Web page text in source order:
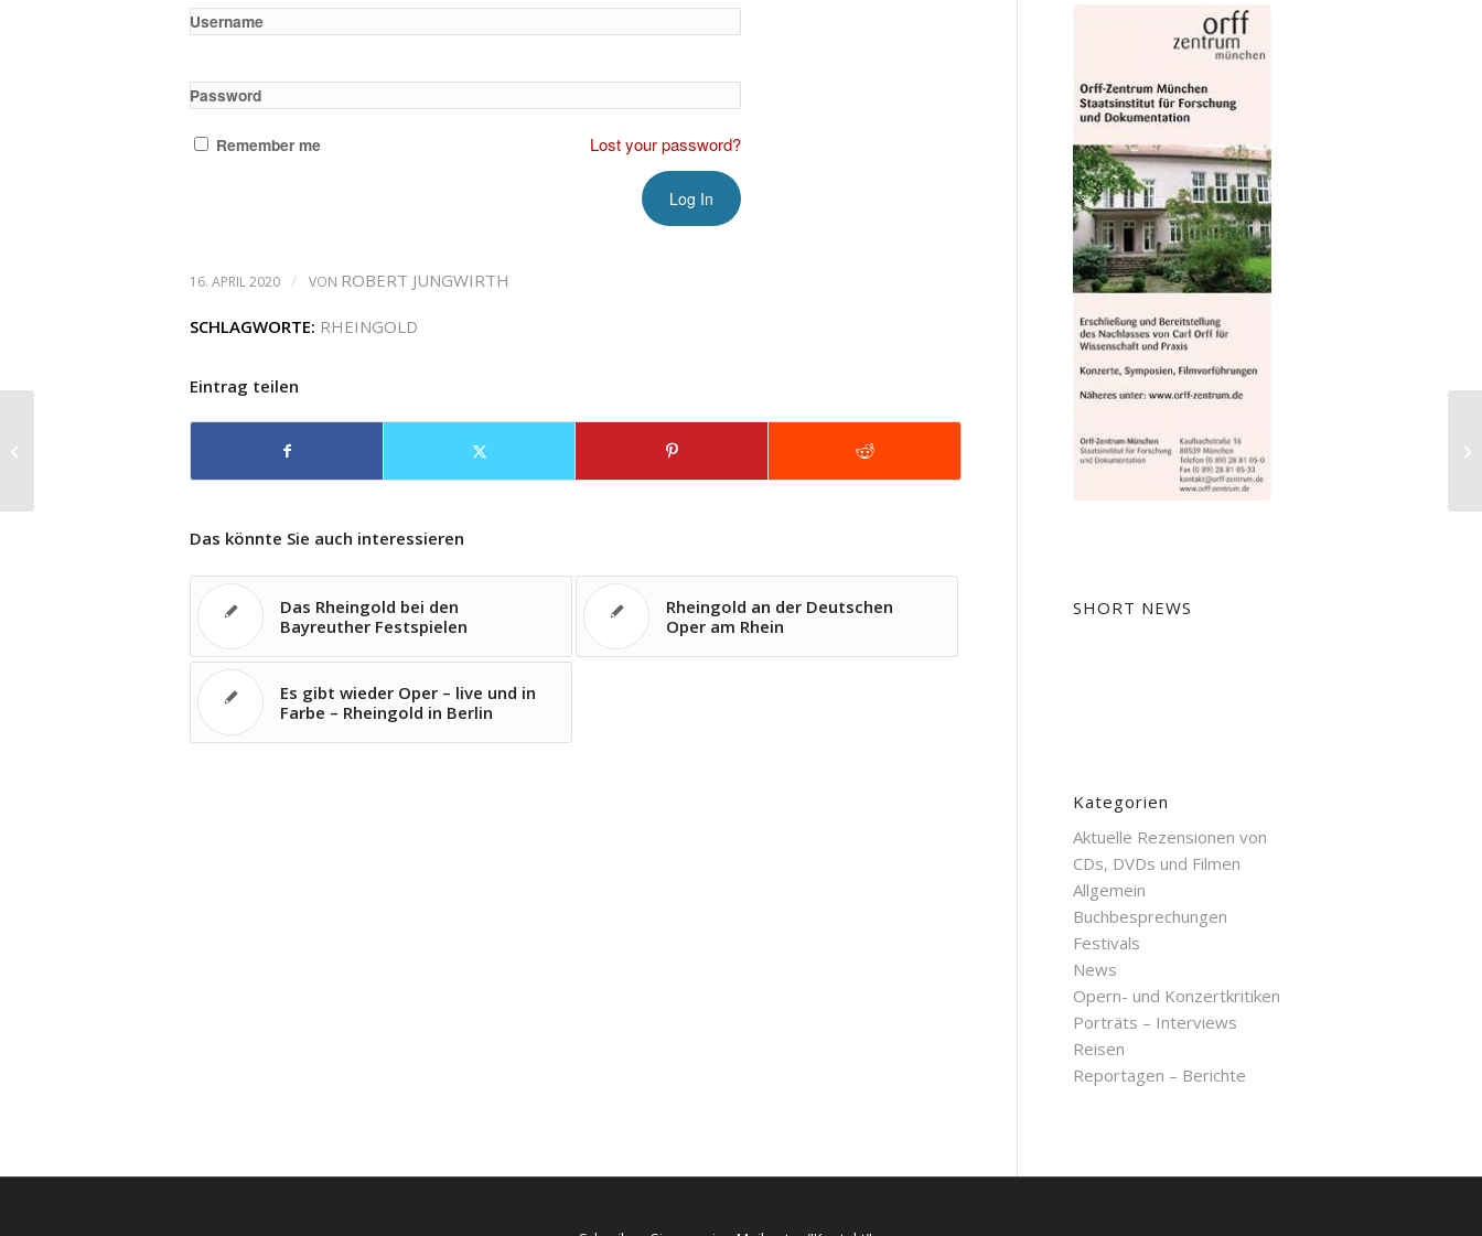
Username
Password
Remember me Lost your password?
16. APRIL 2020 / VON ROBERT JUNGWIRTH
SCHLAGWORTE: RHEINGOLD
Eintrag teilen
Das könnte Sie auch interessieren
Das Rheingold bei den
Bayreuther Festspielen
Rheingold an der Deutschen
Oper am Rhein
Es gibt wieder Oper – live und in
Farbe – Rheingold in Berlin
SHORT NEWS
Kategorien
Aktuelle Rezensionen von
CDs, DVDs und Filmen
Allgemein
Buchbesprechungen
Festivals
News
Opern- und Konzertkritiken
Porträts – Interviews
Reisen
Reportagen – Berichte
Münchener Biennale gibt sich